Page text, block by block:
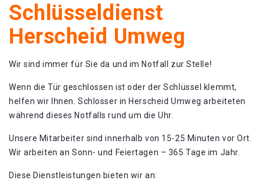
Schlüsseldienst
Herscheid Umweg
Wir sind immer für Sie da und im Notfall zur Stelle!
Wenn die Tür geschlossen ist oder der Schlüssel klemmt,
helfen wir Ihnen. Schlosser in Herscheid Umweg arbeiteten
während dieses Notfalls rund um die Uhr.
Unsere Mitarbeiter sind innerhalb von 15-25 Minuten vor Ort.
Wir arbeiten an Sonn- und Feiertagen – 365 Tage im Jahr.
Diese Dienstleistungen bieten wir an: